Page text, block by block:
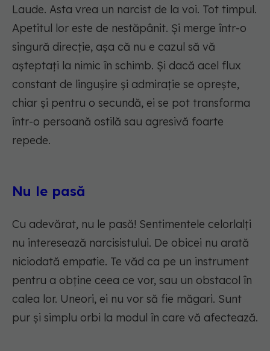
Laude. Asta vrea un narcist de la voi. Tot timpul.
Apetitul lor este de nestăpânit. Și merge într-o
singură direcție, așa că nu e cazul să vă
așteptați la nimic în schimb. Și dacă acel flux
constant de lingușire și admirație se oprește,
chiar și pentru o secundă, ei se pot transforma
într-o persoană ostilă sau agresivă foarte
repede.
Nu le pasă
Cu adevărat, nu le pasă! Sentimentele celorlalți
nu interesează narcisistului. De obicei nu arată
niciodată empatie. Te văd ca pe un instrument
pentru a obține ceea ce vor, sau un obstacol în
calea lor. Uneori, ei nu vor să fie măgari. Sunt
pur și simplu orbi la modul în care vă afectează.